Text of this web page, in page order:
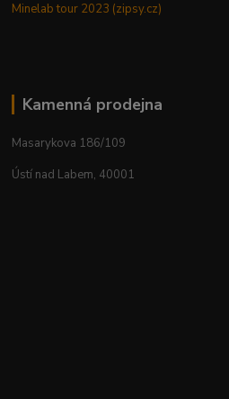
Minelab tour 2023 (zipsy.cz)
Kamenná prodejna
Masarykova 186/109
Ústí nad Labem, 40001